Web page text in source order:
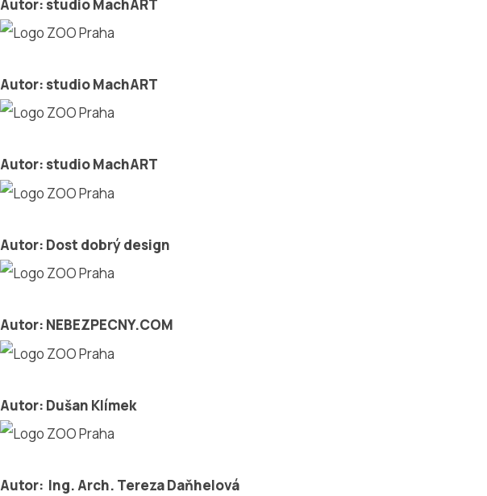
Autor: studio MachART
Autor: studio MachART
Autor: studio MachART
Autor: Dost dobrý design
Autor: NEBEZPECNY.COM
Autor: Dušan Klímek
Autor: Ing. Arch. Tereza Daňhelová